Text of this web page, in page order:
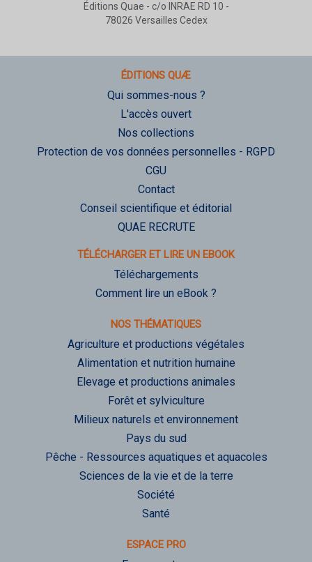
Éditions Quae - c/o INRAE RD 10 -
78026 Versailles Cedex
ÉDITIONS QUÆ
Qui sommes-nous ?
L'accès ouvert
Nos collections
Protection de vos données personnelles - RGPD
CGU
Contact
Conseil scientifique et éditorial
QUAE RECRUTE
TÉLÉCHARGER ET LIRE UN EBOOK
Téléchargements
Comment lire un eBook ?
NOS THÉMATIQUES
Agriculture et productions végétales
Alimentation et nutrition humaine
Elevage et productions animales
Forêt et sylviculture
Milieux naturels et environnement
Pays du sud
Pêche - Ressources aquatiques et aquacoles
Sciences de la vie et de la terre
Société
Santé
ESPACE PRO